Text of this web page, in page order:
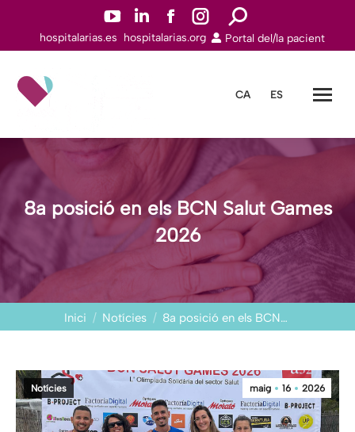
YouTube
page
window
Linkedin
page
window
Facebook
page
window
Instagram
page
window
Search:
hospitalarias.es hospitalarias.org Portal del/la pacient
CA ES
8a posició en els BCN Salut Games
2026
You are here:
Inici Notícies 8a posició en els BCN…
maig 16 2026
Notícies